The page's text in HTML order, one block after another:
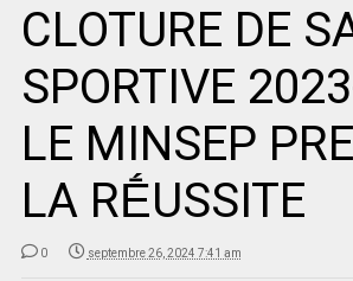
CLOTURE DE
SPORTIVE
LE MINSEP
LA RḖUSSITE
0 septembre 26, 2024 7:41 am